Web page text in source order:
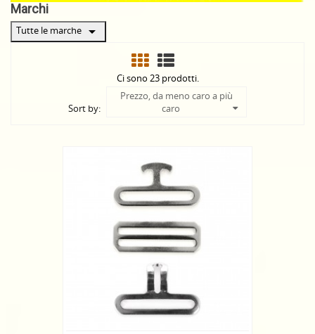
Marchi
Tutte le marche arrow_drop_down
Ci sono 23 prodotti.
Sort by:
Prezzo, da meno caro a più
caro